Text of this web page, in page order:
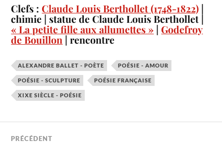
Clefs :Claude Louis Berthollet (1748-1822) |
chimie | statue de Claude Louis Berthollet |
« La petite fille aux allumettes » |Godefroy
de Bouillon | rencontre
ALEXANDRE BALLET - POÈTE POÉSIE - AMOUR
POÉSIE - SCULPTURE POÉSIE FRANÇAISE
XIXE SIÈCLE - POÉSIE
PRÉCÉDENT